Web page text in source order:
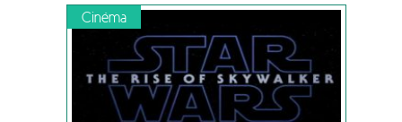
Cinéma